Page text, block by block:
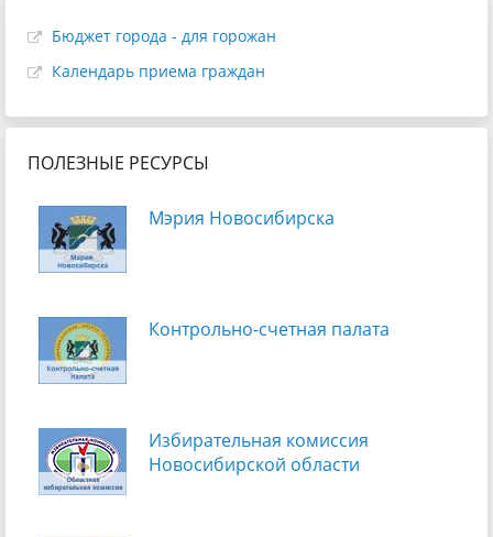
Бюджет города - для горожан
Календарь приема граждан
ПОЛЕЗНЫЕ РЕСУРСЫ
Мэрия Новосибирска
Контрольно-счетная палата
Избирательная комиссия
Новосибирской области